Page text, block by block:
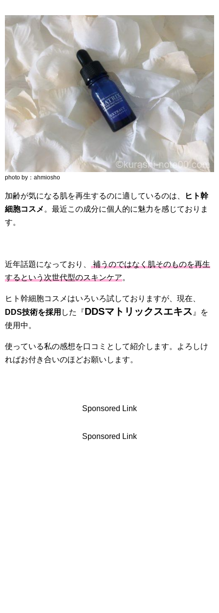
photo by：ahmiosho
加齢が気になる肌を再生するのに適しているのは、
ヒト幹
細胞コスメ 。最近この成分に個人的に魅力を感じておりま
す。
近年話題になっており、 補うのではなく肌そのものを再生
するという次世代型のスキンケア。
ヒト幹細胞コスメはいろいろ試しておりますが、現在、
DDS技術を採用 した『DDSマトリックスエキス 』を
使用中。
使っている私の感想を口コミとして紹介します。よろしけ
ればお付き合いのほどお願いします。
Sponsored Link
Sponsored Link